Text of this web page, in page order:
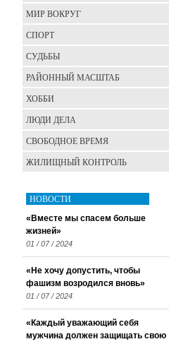
МИР ВОКРУГ
СПОРТ
СУДЬБЫ
РАЙОННЫЙ МАСШТАБ
ХОББИ
ЛЮДИ ДЕЛА
СВОБОДНОЕ ВРЕМЯ
ЖИЛИЩНЫЙ КОНТРОЛЬ
НОВОСТИ
«Вместе мы спасем больше
жизней»
01 / 07 / 2024
«Не хочу допустить, чтобы
фашизм возродился вновь»
01 / 07 / 2024
«Каждый уважающий себя
мужчина должен защищать свою